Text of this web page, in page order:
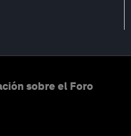
sobre el Foro